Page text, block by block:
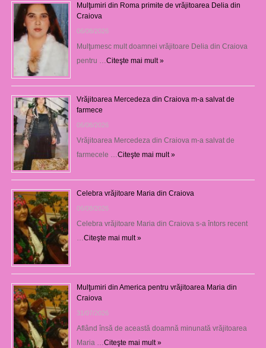
Mulţumiri din Roma primite de vrăjitoarea Delia din
Craiova
06/08/2026
Mulţumesc mult doamnei vrăjitoare Delia din Craiova
pentru … Citeşte mai mult »
Vrăjitoarea Mercedeza din Craiova m-a salvat de
farmece
06/08/2026
Vrăjitoarea Mercedeza din Craiova m-a salvat de
farmecele … Citeşte mai mult »
Celebra vrăjitoare Maria din Craiova
06/08/2026
Celebra vrăjitoare Maria din Craiova s-a întors recent
Citeşte mai mult »
Mulţumiri din America pentru vrăjitoarea Maria din
Craiova
31/07/2026
Aflând însă de această doamnă minunată vrăjitoarea
Maria … Citeşte mai mult »